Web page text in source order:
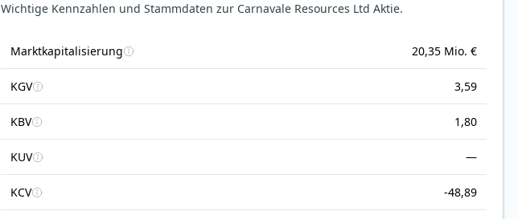
Wichtige Kennzahlen und Stammdaten zur Carnavale Resources Ltd Aktie.
Marktkapitalisierung 20,35 Mio. €
KGV 3,59
KBV 1,80
KUV —
KCV -48,89